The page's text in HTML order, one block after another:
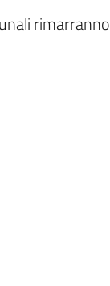
rimarranno